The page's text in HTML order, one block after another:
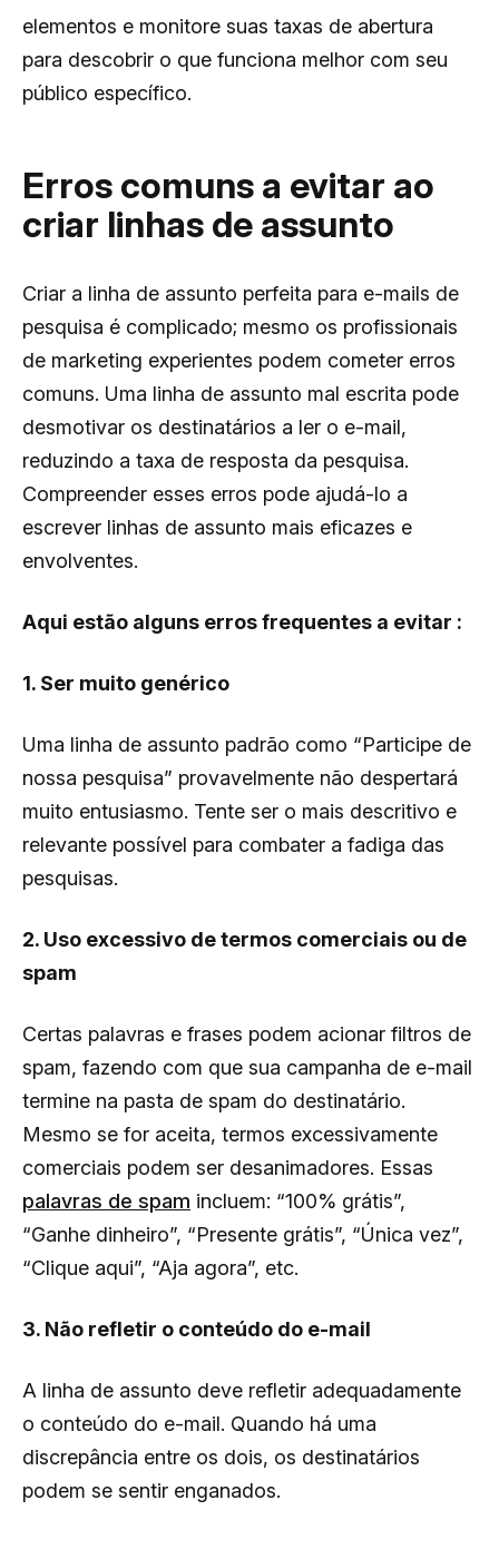
elementos e monitore suas taxas de abertura
para descobrir o que funciona melhor com seu
público específico.
Erros comuns a evitar ao
criar linhas de assunto
Criar a linha de assunto perfeita para e-mails de
pesquisa é complicado; mesmo os profissionais
de marketing experientes podem cometer erros
comuns. Uma linha de assunto mal escrita pode
desmotivar os destinatários a ler o e-mail,
reduzindo a taxa de resposta da pesquisa.
Compreender esses erros pode ajudá-lo a
escrever linhas de assunto mais eficazes e
envolventes.
Aqui estão alguns erros frequentes a evitar :
1. Ser muito genérico
Uma linha de assunto padrão como “Participe de
nossa pesquisa” provavelmente não despertará
muito entusiasmo. Tente ser o mais descritivo e
relevante possível para combater a fadiga das
pesquisas.
2. Uso excessivo de termos comerciais ou de
spam
Certas palavras e frases podem acionar filtros de
spam, fazendo com que sua campanha de e-mail
termine na pasta de spam do destinatário.
Mesmo se for aceita, termos excessivamente
comerciais podem ser desanimadores. Essas
palavras de spam incluem: “100% grátis”,
“Ganhe dinheiro”, “Presente grátis”, “Única vez”,
“Clique aqui”, “Aja agora”, etc.
3. Não refletir o conteúdo do e-mail
A linha de assunto deve refletir adequadamente
o conteúdo do e-mail. Quando há uma
discrepância entre os dois, os destinatários
podem se sentir enganados.